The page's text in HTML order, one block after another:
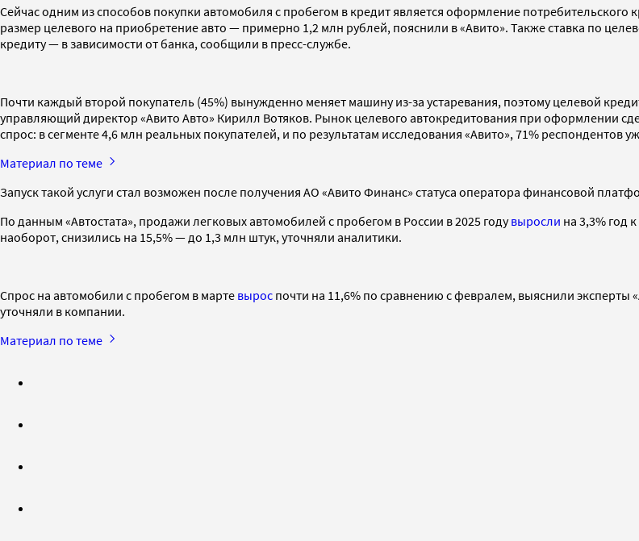
Сейчас одним из способов покупки автомобиля с пробегом в кредит является оформление потребительского
размер целевого на приобретение авто — примерно 1,2 млн рублей, пояснили в «Авито». Также ставка по
кредиту — в зависимости от банка, сообщили в пресс-службе.
Почти каждый второй покупатель (45%) вынужденно меняет машину из-за устаревания, поэтому целевой
управляющий директор «Авито Авто» Кирилл Вотяков. Рынок целевого автокредитования при оформлении
спрос: в сегменте 4,6 млн реальных покупателей, и по результатам исследования «Авито», 71% респондентов
Материал по теме
Запуск такой услуги стал возможен после получения АО «Авито Финанс» статуса оператора финансовой
По данным «Автостата», продажи легковых автомобилей с пробегом в России в 2025 годувыросли на 3,3% год
наоборот, снизились на 15,5% — до 1,3 млн штук, уточняли аналитики.
Спрос на автомобили с пробегом в марте вырос почти на 11,6% по сравнению с февралем, выяснили эксперты
уточняли в компании.
Материал по теме